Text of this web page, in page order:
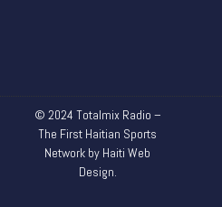
© 2024 Totalmix Radio –
The First Haitian Sports
Network by Haiti Web
Design.